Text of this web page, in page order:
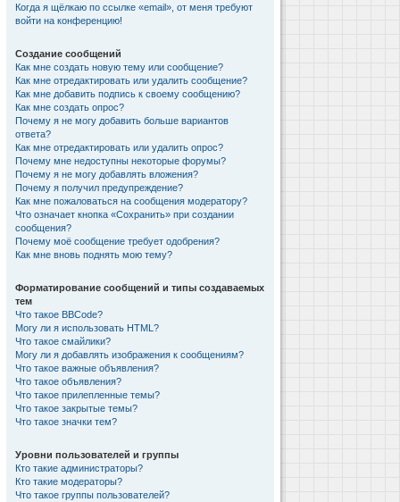
Когда я щёлкаю по ссылке «email», от меня требуют
войти на конференцию!
Создание сообщений
Как мне создать новую тему или сообщение?
Как мне отредактировать или удалить сообщение?
Как мне добавить подпись к своему сообщению?
Как мне создать опрос?
Почему я не могу добавить больше вариантов
ответа?
Как мне отредактировать или удалить опрос?
Почему мне недоступны некоторые форумы?
Почему я не могу добавлять вложения?
Почему я получил предупреждение?
Как мне пожаловаться на сообщения модератору?
Что означает кнопка «Сохранить» при создании
сообщения?
Почему моё сообщение требует одобрения?
Как мне вновь поднять мою тему?
Форматирование сообщений и типы создаваемых
тем
Что такое BBCode?
Могу ли я использовать HTML?
Что такое смайлики?
Могу ли я добавлять изображения к сообщениям?
Что такое важные объявления?
Что такое объявления?
Что такое прилепленные темы?
Что такое закрытые темы?
Что такое значки тем?
Уровни пользователей и группы
Кто такие администраторы?
Кто такие модераторы?
Что такое группы пользователей?